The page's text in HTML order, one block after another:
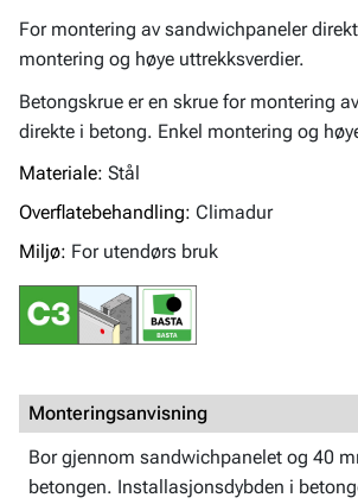
For montering av sandwichpaneler
montering og høye uttrekksverdier.
Betongskrue er en skrue for montering
direkte i betong. Enkel montering og
Materiale: Stål
Overflatebehandling: Climadur
Miljø: For utendørs bruk
Monteringsanvisning
Bor gjennom sandwichpanelet og 40
betongen. Installasjonsdybden i